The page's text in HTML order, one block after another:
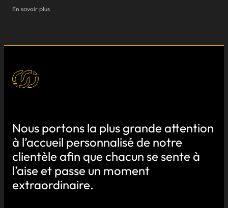
En savoir plus
Nous portons la plus grande attention
à l’accueil personnalisé de notre
clientèle afin que chacun se sente à
l’aise et passe un moment
extraordinaire.